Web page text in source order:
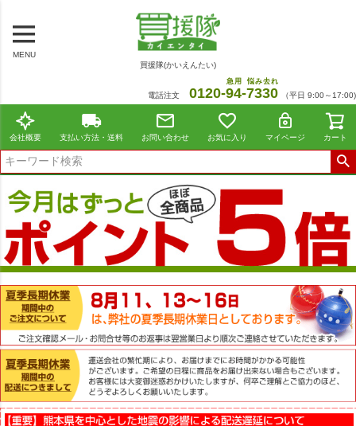
MENU
買援隊(かいえんたい)
電話注文 0120-94
急用
-7330
悩み去れ
（平日 9:00～17:00)
会社概要 支払い方法・送料 お問い合わせ お気に入り マイページ カート